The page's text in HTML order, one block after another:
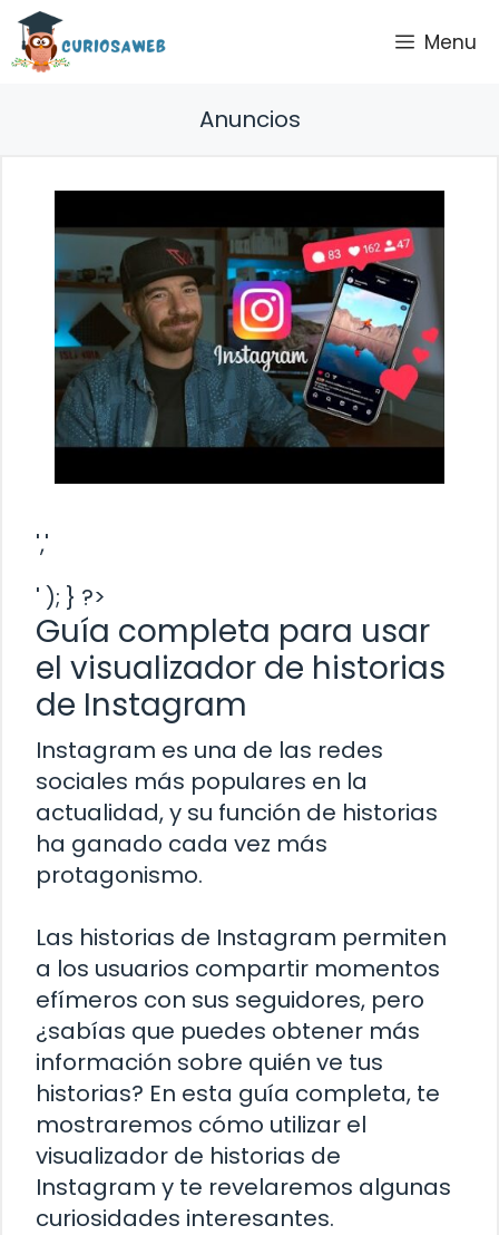
Saltar
contenido
Menu
Anuncios
','
' ); } ?>
Guía completa para usar
el visualizador de historias
de Instagram
Instagram es una de las redes
sociales más populares en la
actualidad, y su función de historias
ha ganado cada vez más
protagonismo.
Las historias de Instagram permiten
a los usuarios compartir momentos
efímeros con sus seguidores, pero
¿sabías que puedes obtener más
información sobre quién ve tus
historias? En esta guía completa, te
mostraremos cómo utilizar el
visualizador de historias de
Instagram y te revelaremos algunas
curiosidades interesantes.